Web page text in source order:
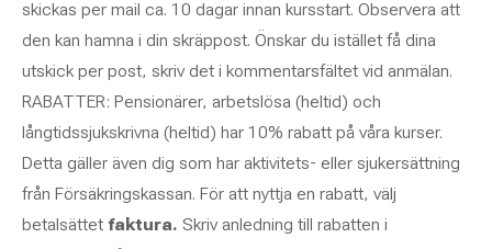
skickas per mail ca. 10 dagar innan kursstart. Observera att
den kan hamna i din skräppost. Önskar du istället få dina
utskick per post, skriv det i kommentarsfältet vid anmälan.
RABATTER: Pensionärer, arbetslösa (heltid) och
långtidssjukskrivna (heltid) har 10% rabatt på våra kurser.
Detta gäller även dig som har aktivitets- eller sjukersättning
från Försäkringskassan. För att nyttja en rabatt, välj
betalsättet faktura. Skriv anledning till rabatten i